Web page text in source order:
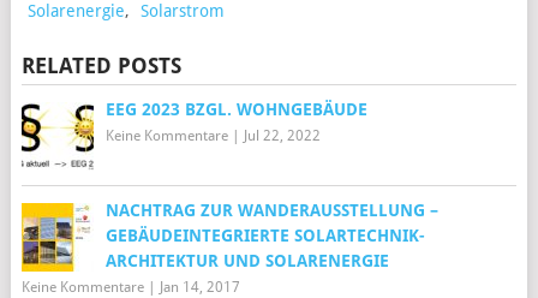
Solarenergie, Solarstrom
RELATED POSTS
EEG 2023 BZGL. WOHNGEBÄUDE
Keine Kommentare| Jul 22, 2022
NACHTRAG ZUR WANDERAUSSTELLUNG –
GEBÄUDEINTEGRIERTE SOLARTECHNIK-
ARCHITEKTUR UND SOLARENERGIE
Keine Kommentare| Jan 14, 2017